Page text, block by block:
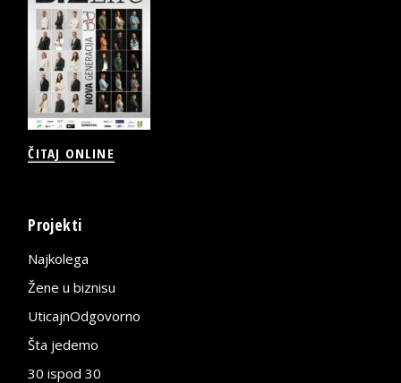
ČITAJ ONLINE
Projekti
Najkolega
Žene u biznisu
UticajnOdgovorno
Šta jedemo
30 ispod 30